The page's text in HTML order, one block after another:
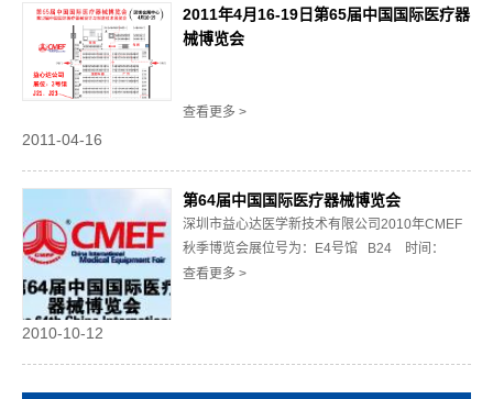
2011年4月16-19日第65届中国国际医疗器
械博览会
查看更多 >
2011-04-16
第64届中国国际医疗器械博览会
深圳市益心达医学新技术有限公司2010年CMEF
秋季博览会展位号为：E4号馆 B24 时间：
2010年10月12日-10月15日 地点：沈阳国际展览
查看更多 >
2010-10-12